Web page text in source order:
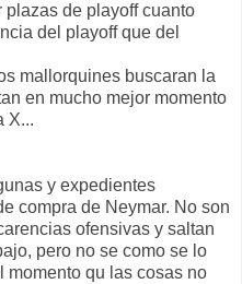
de playoff cuanto
del playoff que del
mallorquines buscaran la
en mucho mejor momento
X...
y expedientes
compra de Neymar. No son
ofensivas y saltan
pero no se como se lo
momento qu las cosas no